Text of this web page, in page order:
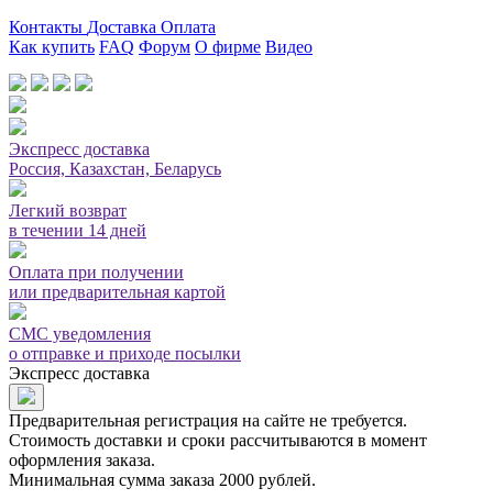
Контакты Доставка Оплата
Как купить FAQ Форум О фирме Видео
Экспресс доставка
Россия, Казахстан, Беларусь
Легкий возврат
в течении 14 дней
Оплата при получении
или предварительная картой
СМС уведомления
о отправке и приходе посылки
Экспресс доставка
Предварительная регистрация на сайте не требуется.
Стоимость доставки и сроки рассчитываются в момент
оформления заказа.
Минимальная сумма заказа 2000 рублей.